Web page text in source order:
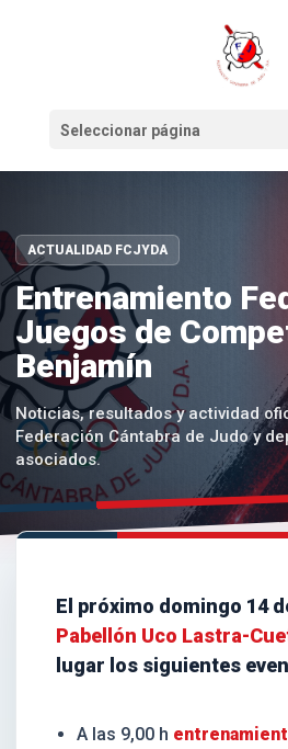
Seleccionar página
ACTUALIDAD FCJYDA
Entrenamiento
Juegos de
Benjamín
Noticias, resultados y actividad
Federación Cántabra de Judo y
asociados.
El próximo domingo 14
Pabellón Uco Lastra-
lugar los siguientes
A las 9,00 h